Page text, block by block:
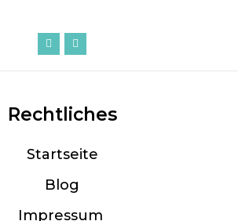
Rechtliches
Startseite
Blog
Impressum